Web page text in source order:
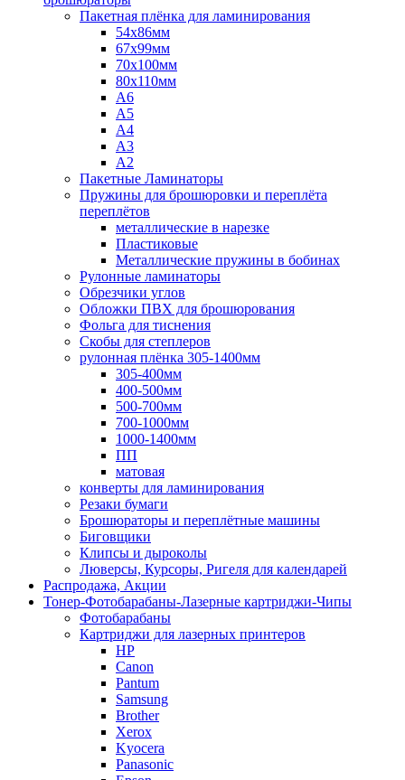
Пакетная плёнка для ламинирования
54x86мм
67x99мм
70х100мм
80x110мм
A6
A5
A4
A3
A2
Пакетные Ламинаторы
Пружины для брошюровки и переплёта
переплётов
металлические в нарезке
Пластиковые
Металлические пружины в бобинах
Рулонные ламинаторы
Обрезчики углов
Обложки ПВХ для брошюрования
Фольга для тиснения
Скобы для степлеров
рулонная плёнка 305-1400мм
305-400мм
400-500мм
500-700мм
700-1000мм
1000-1400мм
ПП
матовая
конверты для ламинирования
Резаки бумаги
Брошюраторы и переплётные машины
Биговщики
Клипсы и дыроколы
Люверсы, Курсоры, Ригеля для календарей
Распродажа, Акции
Тонер-Фотобарабаны-Лазерные картриджи-Чипы
Фотобарабаны
Картриджи для лазерных принтеров
HP
Canon
Pantum
Samsung
Brother
Xerox
Kyocera
Panasonic